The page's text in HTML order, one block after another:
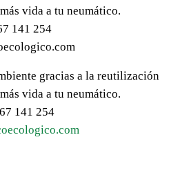
vida a tu neumático.
141 254
gracias a la reutilización
vida a tu neumático.
141 254